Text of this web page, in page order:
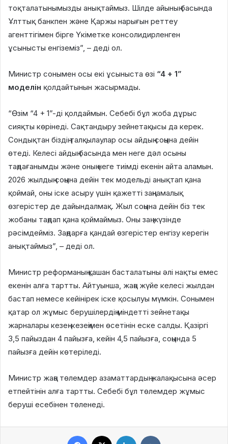
тоқталатынымызды анықтаймыз. Шілде айының басында
Ұлттық банкпен және Қаржы нарығын реттеу
агенттігімен бірге Үкіметке консолидирленген
ұсынысты енгіземіз”, – деді ол.
Министр сонымен осы екі ұсыныста өзі “4 + 1”
моделін қолдайтынын жасырмады.
“Өзім “4 + 1”-ді қолдаймын. Себебі бұл жоба дұрыс
сияқты көрінеді. Сақтандыру зейнетақысы да керек.
Сондықтан біздің талқылаулар осы айдың соңына дейін
өтеді. Келесі айдың басында мен неге дәл осыны
таңдағанымды және оның неге тиімді екенін айта аламын.
2026 жылдың соңына дейін тек модельді анықтап қана
қоймай, оны іске асыру үшін қажетті заңнамалық
өзгерістер де дайындалмақ. Жыл соңына дейін біз тек
жобаны таңдап қана қоймаймыз. Оны заң жүзінде
рәсімдейміз. Заңдарға қандай өзгерістер енгізу керегін
анықтаймыз”, – деді ол.
Министр реформаның қашан басталатыны әлі нақты емес
екенін алға тартты. Айтуынша, жаңа жүйе келесі жылдан
бастап немесе кейінірек іске қосылуы мүмкін. Сонымен
қатар ол жұмыс берушілердің міндетті зейнетақы
жарналары кезең-кезеңімен өсетінін еске салды. Қазіргі
3,5 пайыздан 4 пайызға, кейін 4,5 пайызға, соңында 5
пайызға дейін көтеріледі.
Министр жаңа төлемдер азаматтардың жалақысына әсер
етпейтінін алға тартты. Себебі бұл төлемдер жұмыс
беруші есебінен төленеді.